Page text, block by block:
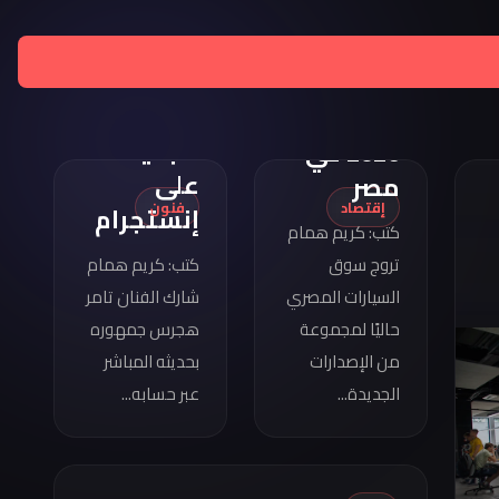
إقتصاد
مواصفات
كوبرا
2026 في
مصر
كتب: كريم همام
تروج سوق
السيارات المصري
حاليًا لمجموعة
من الإصدارات
الجديدة...
فنون
هجرس
يشارك
الجديدة
على
إنستجرام
كتب: كريم همام
شارك الفنان تامر
هجرس جمهوره
بحديثه المباشر
عبر حسابه...